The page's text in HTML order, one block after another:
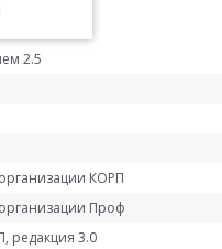
26
2.5
КОРП
Проф
редакция 3.0